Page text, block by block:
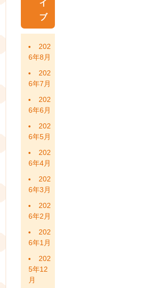
イ
ブ
202
6年8月
202
6年7月
202
6年6月
202
6年5月
202
6年4月
202
6年3月
202
6年2月
202
6年1月
202
5年12
月